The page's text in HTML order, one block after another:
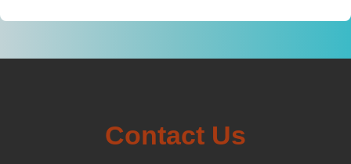
Contact Us